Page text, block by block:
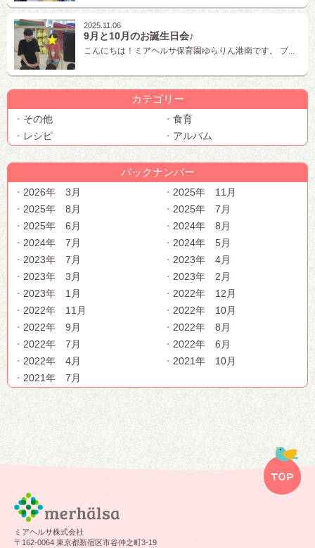
2025.11.06
9月と10月のお誕生日会♪
こんにちは！ミアヘルサ保育園ゆらりん港南です。 ブ...
カテゴリー
その他
食育
レシピ
アルバム
バックナンバー
2026年 3月
2025年 11月
2025年 8月
2025年 7月
2025年 6月
2024年 8月
2024年 7月
2024年 5月
2023年 7月
2023年 4月
2023年 3月
2023年 2月
2023年 1月
2022年 12月
2022年 11月
2022年 10月
2022年 9月
2022年 8月
2022年 7月
2022年 6月
2022年 4月
2021年 10月
2021年 7月
ミアヘルサ株式会社
〒162-0064 東京都新宿区市谷仲之町3-19